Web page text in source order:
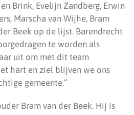
Brink, Evelijn Zandberg, Erwin
Marscha van Wijhe, Bram
Beek op de lijst. Barendrecht
te worden als
uit om met dit team
hart en ziel blijven we ons
gemeente.”
Bram van der Beek. Hij is